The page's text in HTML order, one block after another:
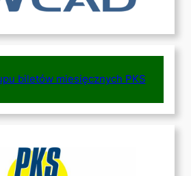
biletów miesięcznych PKS